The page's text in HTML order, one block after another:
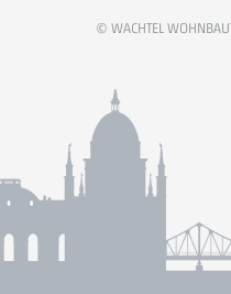
© WACHTEL